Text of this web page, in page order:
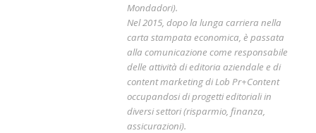
Mondadori).
Nel 2015, dopo la lunga carriera nella
carta stampata economica, è passata
alla comunicazione come responsabile
delle attività di editoria aziendale e di
content marketing di Lob Pr+Content
occupandosi di progetti editoriali in
diversi settori (risparmio, finanza,
assicurazioni).